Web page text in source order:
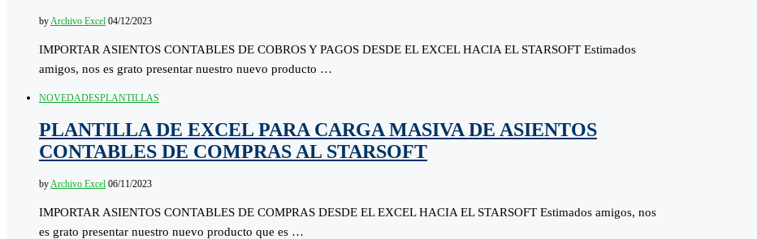
by Archivo Excel 04/12/2023
IMPORTAR ASIENTOS CONTABLES DE COBROS Y PAGOS DESDE EL EXCEL HACIA EL STARSOFT Estimados
amigos, nos es grato presentar nuestro nuevo producto …
NOVEDADESPLANTILLAS
PLANTILLA DE EXCEL PARA CARGA MASIVA DE ASIENTOS
CONTABLES DE COMPRAS AL STARSOFT
byArchivo Excel 06/11/2023
IMPORTAR ASIENTOS CONTABLES DE COMPRAS DESDE EL EXCEL HACIA EL STARSOFT Estimados amigos, nos
es grato presentar nuestro nuevo producto que es …